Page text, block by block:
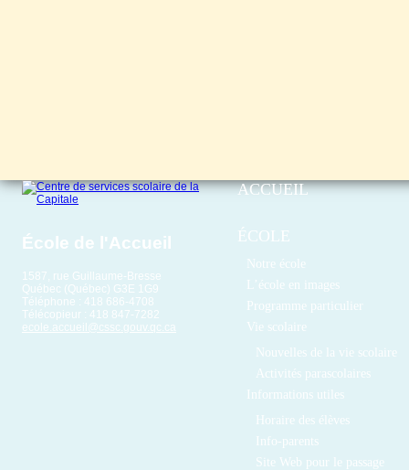
École de l'Accueil
1587, rue Guillaume-Bresse
Québec (Québec) G3E 1G9
Téléphone : 418 686-4708
Télécopieur : 418 847-7282
ecole.accueil@cssc.gouv.qc.ca
ACCUEIL
ÉCOLE
Notre école
L’école en images
Programme particulier
Vie scolaire
Nouvelles de la vie scolaire
Activités parascolaires
Informations utiles
Horaire des élèves
Info-parents
Site Web pour le passage